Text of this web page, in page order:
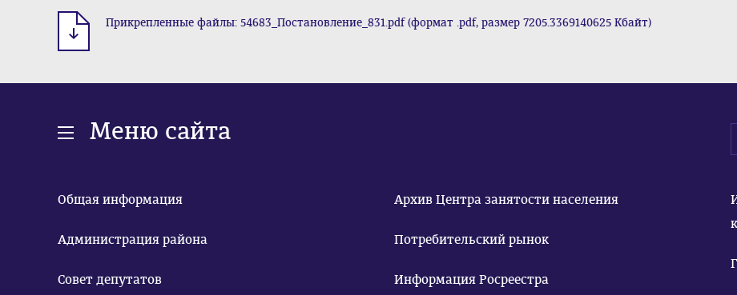
Прикрепленные файлы: 54683_Постановление_831.pdf (формат .pdf, размер 7205.3369140625 Кбайт)
Меню сайта
Общая информация
Администрация района
Совет депутатов
Архив Центра занятости населения
Потребительский рынок
Информация Росреестра